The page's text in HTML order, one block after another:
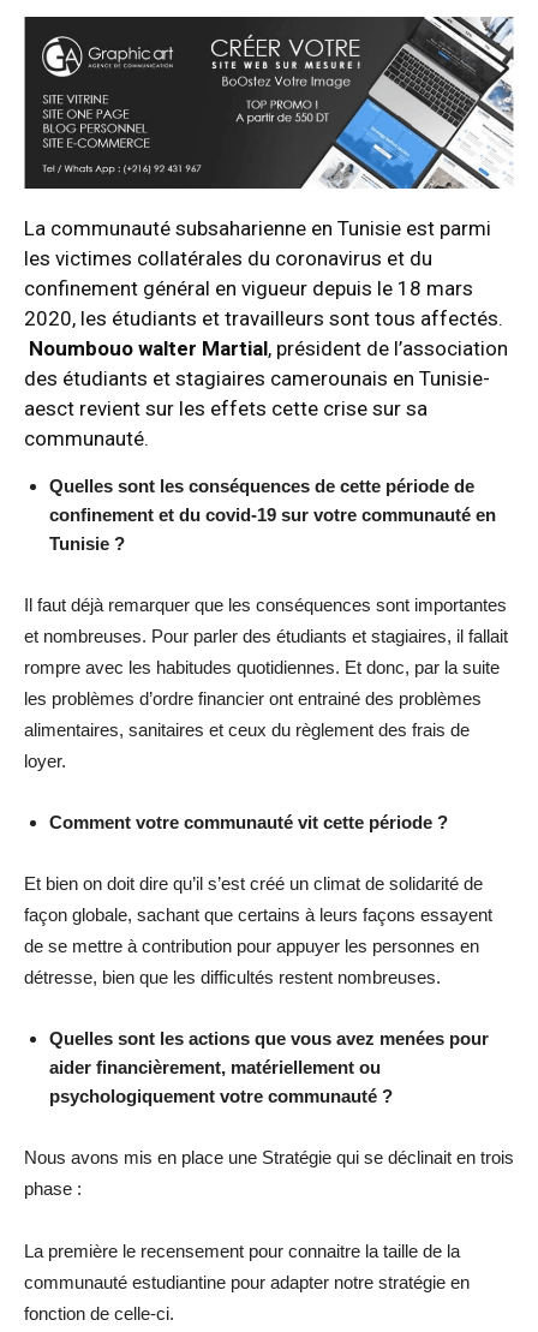
La communauté subsaharienne en Tunisie est parmi
les victimes collatérales du coronavirus et du
confinement général en vigueur depuis le 18 mars
2020, les étudiants et travailleurs sont tous affectés.
Noumbouo walter Martial, président de l’association
des étudiants et stagiaires camerounais en Tunisie-
aesct revient sur les effets cette crise sur sa
communauté.
Quelles sont les conséquences de cette période de
confinement et du covid-19 sur votre communauté en
Tunisie ?
Il faut déjà remarquer que les conséquences sont importantes
et nombreuses. Pour parler des étudiants et stagiaires, il fallait
rompre avec les habitudes quotidiennes. Et donc, par la suite
les problèmes d’ordre financier ont entrainé des problèmes
alimentaires, sanitaires et ceux du règlement des frais de
loyer.
Comment votre communauté vit cette période ?
Et bien on doit dire qu’il s’est créé un climat de solidarité de
façon globale, sachant que certains à leurs façons essayent
de se mettre à contribution pour appuyer les personnes en
détresse, bien que les difficultés restent nombreuses.
Quelles sont les actions que vous avez menées pour
aider financièrement, matériellement ou
psychologiquement votre communauté ?
Nous avons mis en place une Stratégie qui se déclinait en trois
phase :
La première le recensement pour connaitre la taille de la
communauté estudiantine pour adapter notre stratégie en
fonction de celle-ci.